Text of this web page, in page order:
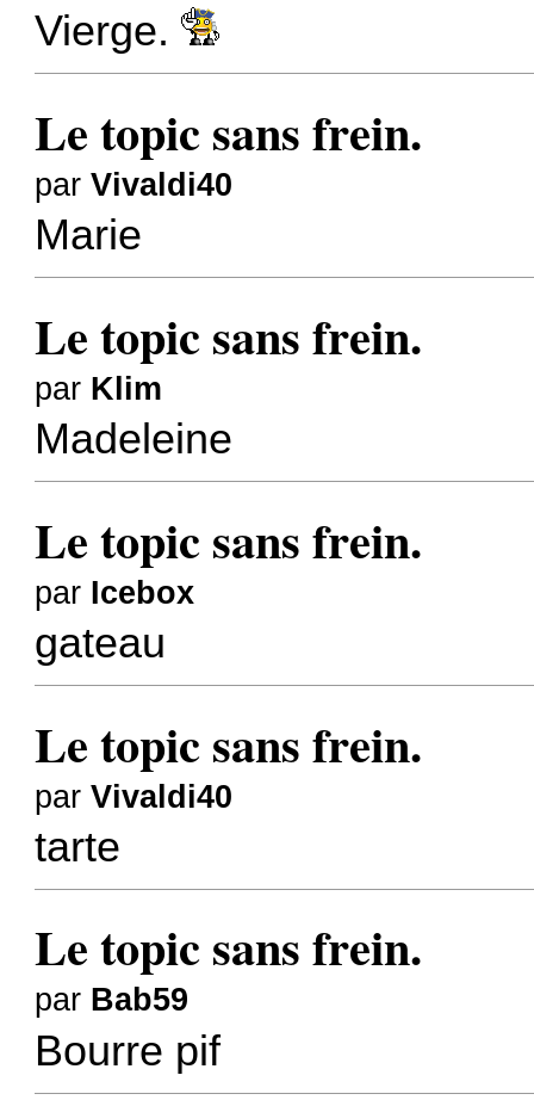
Vierge.
Le topic sans frein.
parVivaldi40
Marie
Le topic sans frein.
par Klim
Madeleine
Le topic sans frein.
par Icebox
gateau
Le topic sans frein.
parVivaldi40
tarte
Le topic sans frein.
par Bab59
Bourre pif